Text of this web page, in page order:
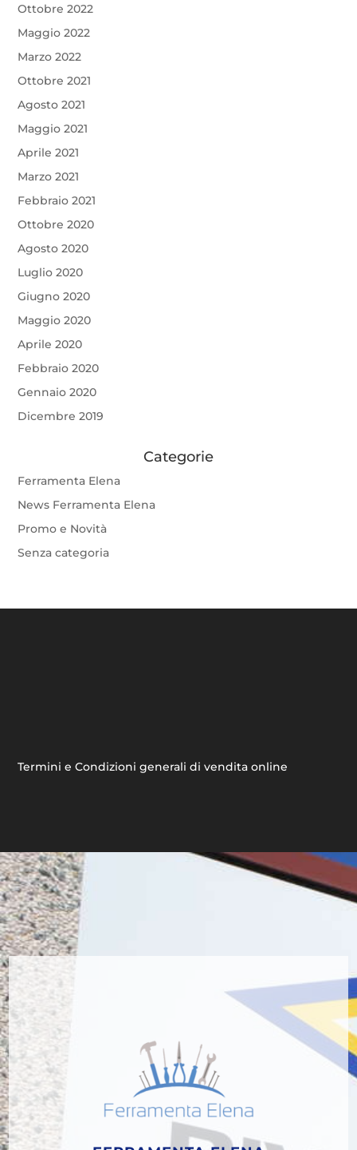
Ottobre 2022
Maggio 2022
Marzo 2022
Ottobre 2021
Agosto 2021
Maggio 2021
Aprile 2021
Marzo 2021
Febbraio 2021
Ottobre 2020
Agosto 2020
Luglio 2020
Giugno 2020
Maggio 2020
Aprile 2020
Febbraio 2020
Gennaio 2020
Dicembre 2019
Categorie
Ferramenta Elena
News Ferramenta Elena
Promo e Novità
Senza categoria
Termini e Condizioni generali di vendita online